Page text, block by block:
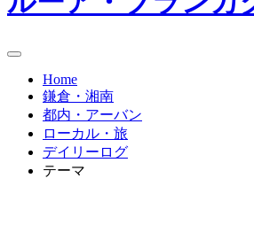
Home
鎌倉・湘南
都内・アーバン
ローカル・旅
デイリーログ
テーマ